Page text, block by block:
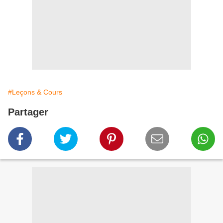
#Leçons & Cours
Partager